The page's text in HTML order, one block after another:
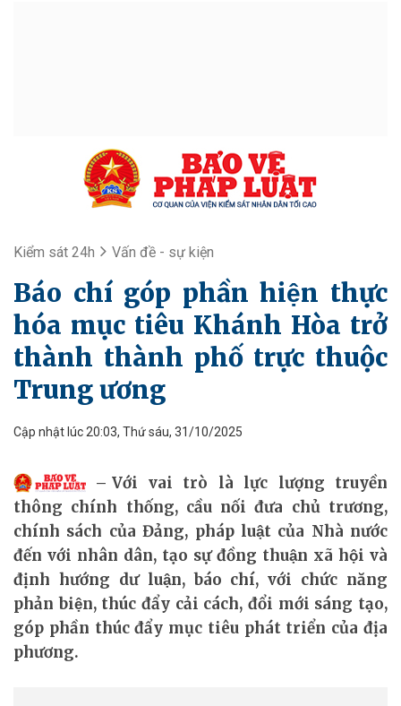
Kiểm sát 24h Vấn đề - sự kiện
Báo chí góp phần hiện thực
hóa mục tiêu Khánh Hòa trở
thành thành phố trực thuộc
Trung ương
Cập nhật lúc 20:03, Thứ sáu, 31/10/2025
Với vai trò là lực lượng truyền
thông chính thống, cầu nối đưa chủ trương,
chính sách của Đảng, pháp luật của Nhà nước
đến với nhân dân, tạo sự đồng thuận xã hội và
định hướng dư luận, báo chí, với chức năng
phản biện, thúc đẩy cải cách, đổi mới sáng tạo,
góp phần thúc đẩy mục tiêu phát triển của địa
phương.